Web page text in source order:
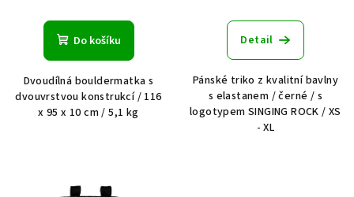
Do košíku
Dvoudílná bouldermatka s
dvouvrstvou konstrukcí / 116
x 95 x 10 cm / 5,1 kg
Detail
Pánské triko z kvalitní bavlny
s elastanem / černé / s
logotypem SINGING ROCK / XS
- XL